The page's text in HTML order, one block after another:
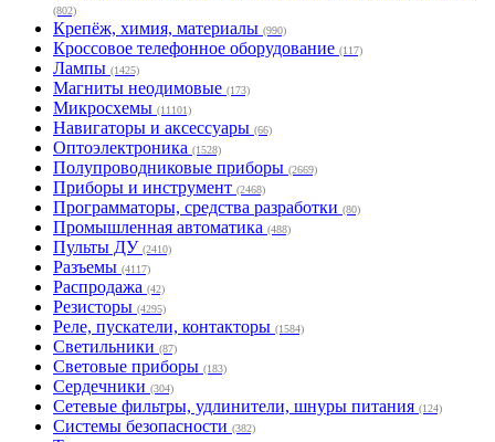
(802)
Крепёж, химия, материалы (990)
Кроссовое телефонное оборудование (117)
Лампы (1425)
Магниты неодимовые (173)
Микросхемы (11101)
Навигаторы и аксессуары (66)
Оптоэлектроника (1528)
Полупроводниковые приборы (2669)
Приборы и инструмент (2468)
Программаторы, средства разработки (80)
Промышленная автоматика (488)
Пульты ДУ (2410)
Разъемы (4117)
Распродажа (42)
Резисторы (4295)
Реле, пускатели, контакторы (1584)
Светильники (87)
Световые приборы (183)
Сердечники (304)
Сетевые фильтры, удлинители, шнуры питания (124)
Системы безопасности (382)